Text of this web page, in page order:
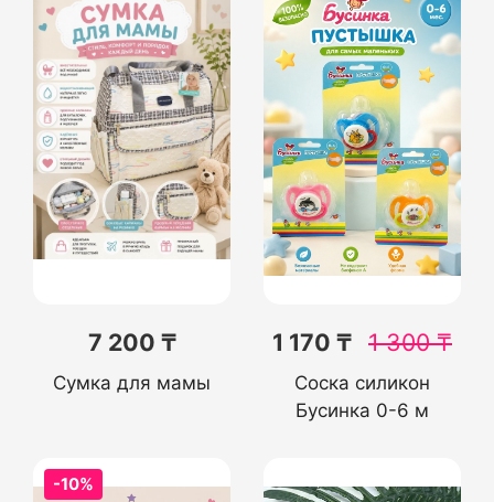
7 200 ₸
Сумка для мамы
1 170 ₸ 1 300₸
Соска силикон
Бусинка 0-6 м
-10%